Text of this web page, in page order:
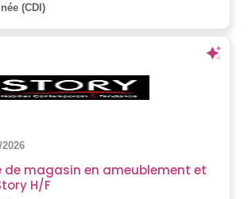
(CDI)
de magasin en ameublement et
H/F